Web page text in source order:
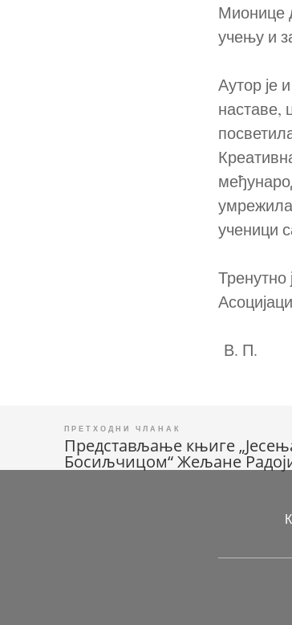
Мионице
учењу и
Аутор је
наставе,
ученици
Тренутно
В. П.
Кретање
Представљање књиге
Босиљчицом“ Жељане